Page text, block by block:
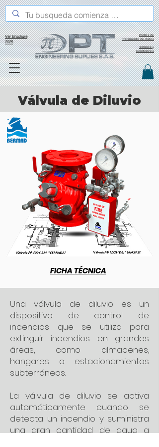
Política de
tratamiento de datos
Ver Brochure
2025
Términos y
Condiciones
Válvula de Diluvio
FICHA TÉCNICA
Una válvula de diluvio es un
dispositivo de control de
incendios que se utiliza para
extinguir incendios en grandes
áreas, como almacenes,
hangares o estacionamientos
subterráneos.
La válvula de diluvio se activa
automáticamente cuando se
detecta un incendio y suministra
una gran cantidad de agua a